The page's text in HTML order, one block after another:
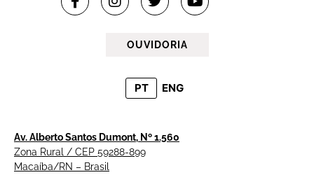
OUVIDORIA
PT ENG
Av. Alberto Santos Dumont, Nº 1.560
Zona Rural / CEP 59288-899
Macaíba/RN – Brasil